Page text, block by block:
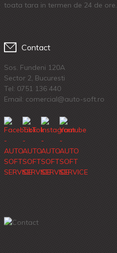
toata tara in termen de 24 de ore.
Contact
Sos. Fundeni 120A
Sector 2, Bucuresti
Tel: 0751 136 440
Email: comercial@auto-soft.ro